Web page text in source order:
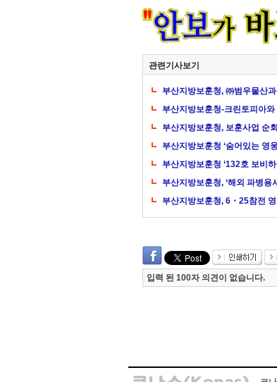
관련기사보기
부산지방보훈청, ㈜범우물산
부산지방보훈청-크린토피아
부산지방보훈청, 보훈사업 순
부산지방보훈청 ‘숨어있는 영
부산지방보훈청 ‘132호 보비
부산지방보훈청, ‘해외 파병용
부산지방보훈청, 6・25참전
입력 된 100자 의견이 없습니다.